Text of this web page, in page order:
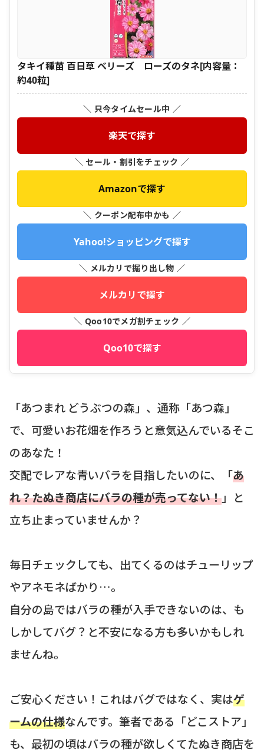
タキイ種苗 百日草 ベリーズ ローズのタネ[内容量：
約40粒]
＼ 只今タイムセール中 ／
楽天で探す
＼ セール・割引をチェック ／
Amazonで探す
＼ クーポン配布中かも ／
Yahoo!ショッピングで探す
＼ メルカリで掘り出し物 ／
メルカリで探す
＼ Qoo10でメガ割チェック ／
Qoo10で探す
「あつまれ どうぶつの森」、通称「あつ森」
で、可愛いお花畑を作ろうと意気込んでいるそこ
のあなた！
交配でレアな青いバラを目指したいのに、「あ
れ？たぬき商店にバラの種が売ってない！」と
立ち止まっていませんか？
毎日チェックしても、出てくるのはチューリップ
やアネモネばかり…。
自分の島ではバラの種が入手できないのは、も
しかしてバグ？と不安になる方も多いかもしれ
ませんね。
ご安心ください！これはバグではなく、実はゲ
ームの仕様なんです。筆者である「どこストア」
も、最初の頃はバラの種が欲しくてたぬき商店を